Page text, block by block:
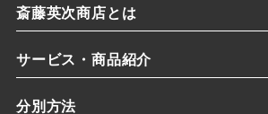
斎藤英次商店とは
サービス・商品紹介
分別方法